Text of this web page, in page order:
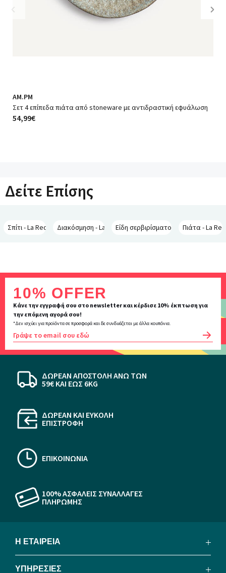
AM.PM
Σετ 4 επίπεδα πιάτα από stoneware με αντιδραστική εφυάλωση
54,99€
Δείτε Επίσης
Σπίτι - La Redoute InterieursΔιακόσμηση - La Redoute InterieursΕίδη σερβιρίσματος - La Redoute
Πιάτα - La
Inscription
newsletter
10% OFFER
Κάνε την εγγραφή σου στο newsletter και κέρδισε 10% έκπτωση για
την επόμενη αγορά σου!
*Δεν ισχύει για προϊόντα σε προσφορά και δε συνδυάζεται με άλλα κουπόνια.
OK
ΔΩΡΕΑΝ ΑΠΟΣΤΟΛΗ ΆΝΩ ΤΩΝ
59€ KAI ΕΩΣ 6KG
ΔΩΡΕΑΝ ΚΑΙ ΕΥΚΟΛΗ
ΕΠΙΣΤΡΟΦΗ
ΕΠΙΚΟΙΝΩΝΙΑ
100% ΑΣΦΑΛΕΙΣ ΣΥΝΑΛΛΑΓΕΣ
ΠΛΗΡΩΜΗΣ
Η ΕΤΑΙΡΕΙΑ
ΥΠΗΡΕΣΙΕΣ